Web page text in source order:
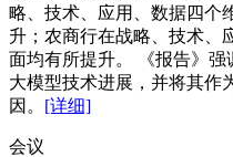
略、技术、应用、数据四个
升；农商行在战略、技术、
面均有所提升。 《报告》
大模型技术进展，并将其作
因。 [详细]
会议